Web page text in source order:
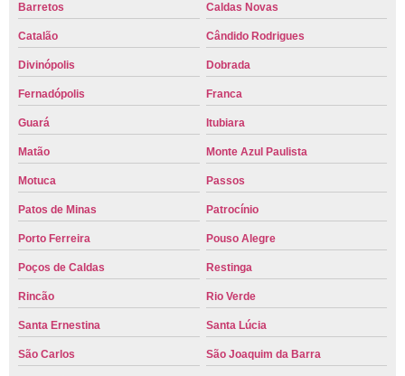
Barretos Caldas Novas
Catalão Cândido Rodrigues
Divinópolis Dobrada
Fernadópolis Franca
Guará Itubiara
Matão Monte Azul Paulista
Motuca Passos
Patos de Minas Patrocínio
Porto Ferreira Pouso Alegre
Poços de Caldas Restinga
Rincão Rio Verde
Santa Ernestina Santa Lúcia
São Carlos São Joaquim da Barra